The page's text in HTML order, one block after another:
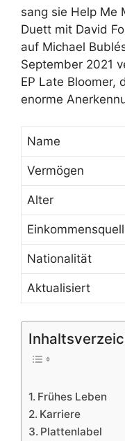
sang sie Help Me
Duett mit David
auf Michael
September 2021
EP Late Bloomer,
enorme
Name
Vermögen
Alter
Nationalität
Aktualisiert
Frühes Leben
Karriere
Plattenlabel